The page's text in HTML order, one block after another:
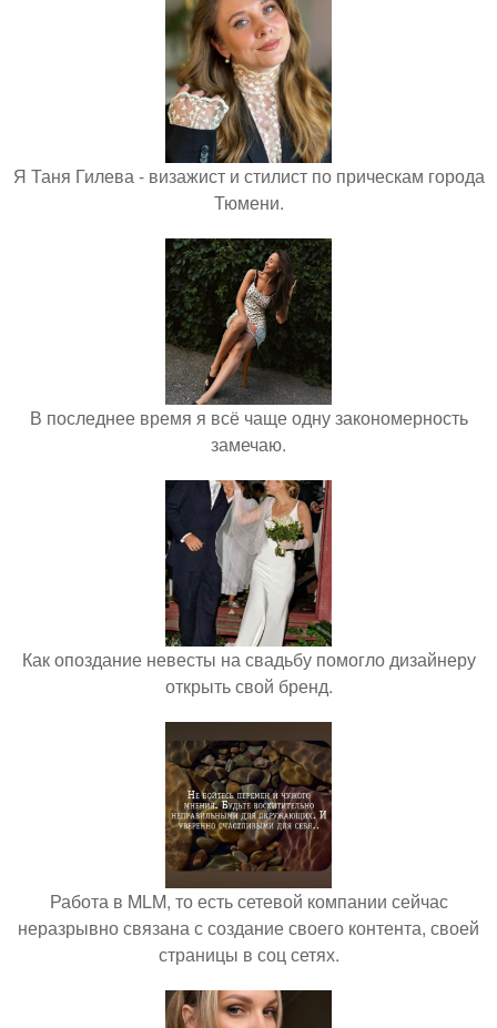
Я Таня Гилева - визажист и стилист по прическам города
Тюмени.
В последнее время я всё чаще одну закономерность
замечаю.
Как опоздание невесты на свадьбу помогло дизайнеру
открыть свой бренд.
Работа в MLM, то есть сетевой компании сейчас
неразрывно связана с создание своего контента, своей
страницы в соц сетях.